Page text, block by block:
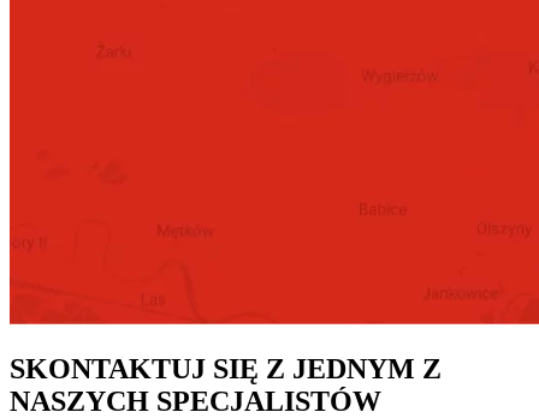
SKONTAKTUJ SIĘ Z JEDNYM Z
NASZYCH SPECJALISTÓW